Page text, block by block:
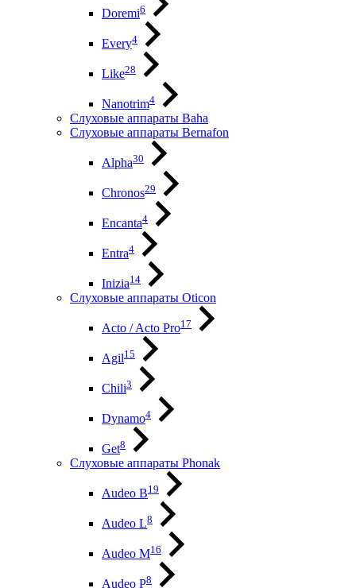
Doremi6
Every4
Like28
Nanotrim4
Слуховые аппараты Baha
Слуховые аппараты Bernafon
Alpha30
Chronos29
Encanta4
Entra4
Inizia14
Слуховые аппараты Oticon
Acto / Acto Pro17
Agil15
Chili3
Dynamo4
Get8
Слуховые аппараты Phonak
Audeo B19
Audeo L8
Audeo М16
Audeo P8